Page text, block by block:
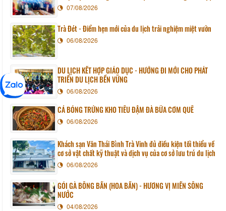
Sunchang (Hàn quốc)
07/08/2026
Trà Đét - Điểm hẹn mới của du lịch trải nghiệm miệt vườn
06/08/2026
DU LỊCH KẾT HỢP GIÁO DỤC - HƯỚNG ĐI MỚI CHO PHÁT
TRIỂN DU LỊCH BỀN VỮNG
06/08/2026
CÁ BÓNG TRỨNG KHO TIÊU ĐẬM ĐÀ BỮA CƠM QUÊ
06/08/2026
Khách sạn Văn Thái Bình Trà Vinh đủ điều kiện tối thiểu về
cơ sở vật chất kỹ thuật và dịch vụ của cơ sở lưu trú du lịch
06/08/2026
GỎI GÀ BÔNG BẦN (HOA BẦN) - HƯƠNG VỊ MIỀN SÔNG
NƯỚC
04/08/2026